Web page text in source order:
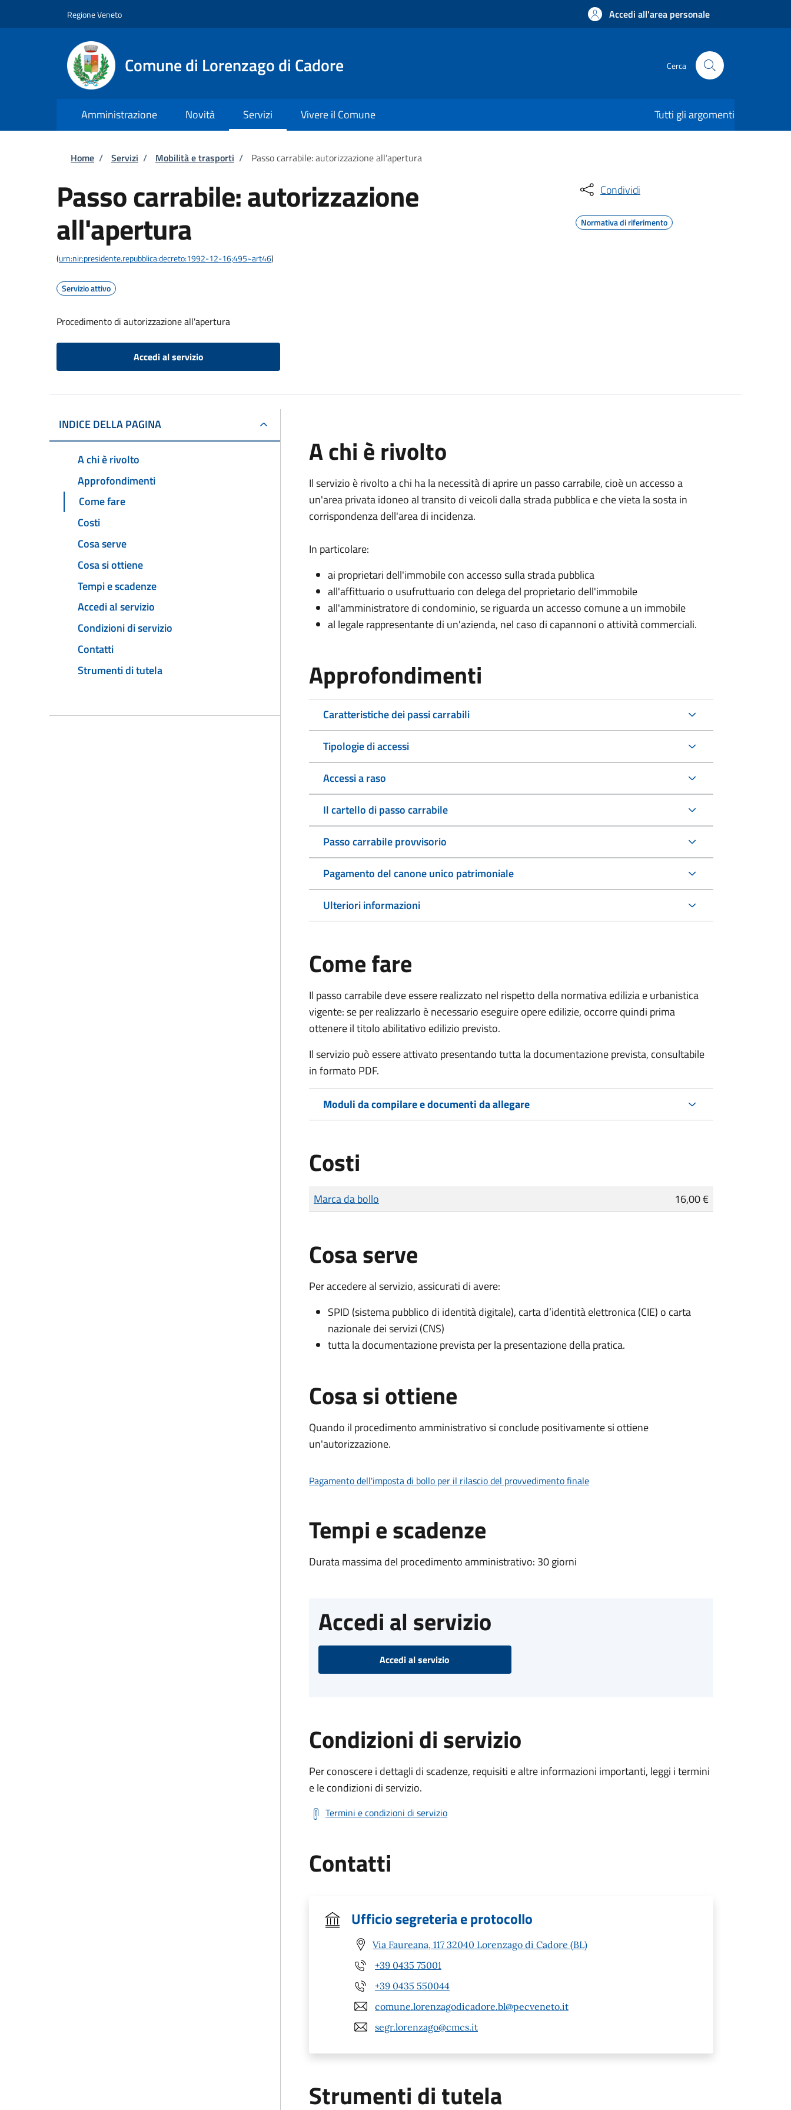
Regione Veneto Accedi all'area personale
Comune di Lorenzago di Cadore Cerca
Amministrazione Novità Servizi Vivere il Comune Tutti gli argomenti
Briciole di pane
Home / Servizi / Mobilità e trasporti / Passo carrabile: autorizzazione all'apertura
Passo carrabile: autorizzazione
all'apertura
(urn:nir:presidente.repubblica:decreto:1992-12-16;495~art46)
Servizio attivo
Procedimento di autorizzazione all'apertura
Accedi al servizio
Condividi
Normativa di riferimento
INDICE DELLA PAGINA
A chi è rivolto
Approfondimenti
Come fare
Costi
Cosa serve
Cosa si ottiene
Tempi e scadenze
Accedi al servizio
Condizioni di servizio
Contatti
Strumenti di tutela
A chi è rivolto
Il servizio è rivolto a chi ha la necessità di aprire un passo carrabile, cioè un accesso a
un'area privata idoneo al transito di veicoli dalla strada pubblica e che vieta la sosta in
corrispondenza dell'area di incidenza.
In particolare:
ai proprietari dell'immobile con accesso sulla strada pubblica
all'affittuario o usufruttuario con delega del proprietario dell'immobile
all'amministratore di condominio, se riguarda un accesso comune a un immobile
al legale rappresentante di un'azienda, nel caso di capannoni o attività commerciali.
Approfondimenti
Caratteristiche dei passi carrabili
Tipologie di accessi
Accessi a raso
Il cartello di passo carrabile
Passo carrabile provvisorio
Pagamento del canone unico patrimoniale
Ulteriori informazioni
Come fare
Il passo carrabile deve essere realizzato nel rispetto della normativa edilizia e urbanistica
vigente: se per realizzarlo è necessario eseguire opere edilizie, occorre quindi prima
ottenere il titolo abilitativo edilizio previsto.
Il servizio può essere attivato presentando tutta la documentazione prevista, consultabile
in formato PDF.
Moduli da compilare e documenti da allegare
Costi
Tipo di pagamento
Importo
Marca da bollo 16,00 €
Cosa serve
Per accedere al servizio, assicurati di avere:
SPID (sistema pubblico di identità digitale), carta d’identità elettronica (CIE) o carta
nazionale dei servizi (CNS)
tutta la documentazione prevista per la presentazione della pratica.
Cosa si ottiene
Quando il procedimento amministrativo si conclude positivamente si ottiene
un'autorizzazione.
Pagamento dell'imposta di bollo per il rilascio del provvedimento finale
Tempi e scadenze
Durata massima del procedimento amministrativo: 30 giorni
Accedi al servizio
Accedi al servizio
Condizioni di servizio
Per conoscere i dettagli di scadenze, requisiti e altre informazioni importanti, leggi i termini
e le condizioni di servizio.
Termini e condizioni di servizio
Contatti
Ufficio segreteria e protocollo
Via Faureana, 117 32040 Lorenzago di Cadore (BL)
+39 0435 75001
+39 0435 550044
comune.lorenzagodicadore.bl@pecveneto.it
segr.lorenzago@cmcs.it
Strumenti di tutela